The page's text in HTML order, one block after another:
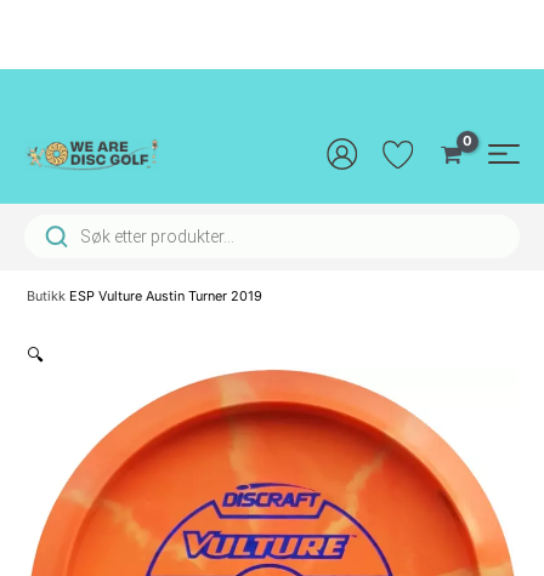
innholdet
Products search
Butikk ESP Vulture Austin Turner 2019
🔍